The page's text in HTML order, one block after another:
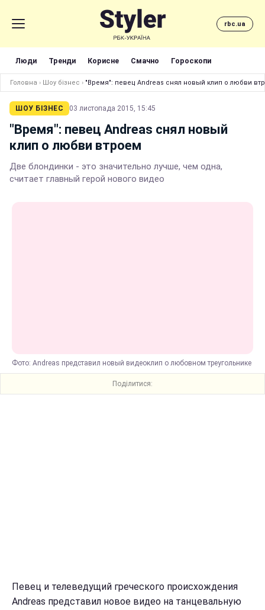
rbc.ua
Люди Тренди Корисне Смачно Гороскопи
Головна › Шоу бізнес › "Время": певец Andreas снял новый клип о любви
ШОУ БІЗНЕС 03 листопада 2015, 15:45
"Время": певец Andreas снял новый
клип о любви втроем
Две блондинки - это значительно лучше, чем одна,
считает главный герой нового видео
Фото: Andreas представил новый видеоклип о любовном треугольнике
Поділитися:
Певец и телеведущий греческого происхождения
Andreas представил новое видео на танцевальную